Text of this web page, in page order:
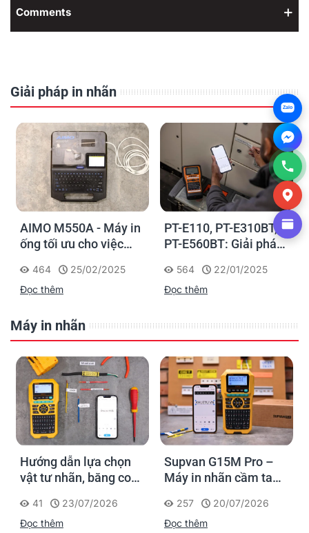
Comments
Giải pháp in nhãn
AIMO M550A - Máy in
ống tối ưu cho việc
nhận diện cáp điện,
cáp mạng
464
25/02/2025
Đọc thêm
PT-E110, PT-E310BT,
PT-E560BT: Giải pháp
nghiệp của Brother
564
22/01/2025
Đọc thêm
Máy in nhãn
Hướng dẫn lựa chọn
vật tư nhãn, băng co
Supvan G15M Pro
41
23/07/2026
Đọc thêm
Supvan G15M Pro –
Máy in nhãn cầm tay
dấu một lần, tra cứu
trọn đời công trình
257
20/07/2026
Đọc thêm
Zalo